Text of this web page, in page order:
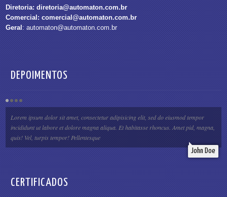
Diretoria:diretoria@automaton.com.br
Comercial:comercial@automaton.com.br
Geral:automaton@automaton.com.br
DEPOIMENTOS
Lorem ipsum dolor sit amet, consectetur adipisicing elit, sed do eiusmod tempor
incididunt ut labore et dolore magna aliqua. Et habitasse rhoncus. Amet pid, magna,
quis! Vel, turpis tempor! Pellentesque
John Doe
CERTIFICADOS